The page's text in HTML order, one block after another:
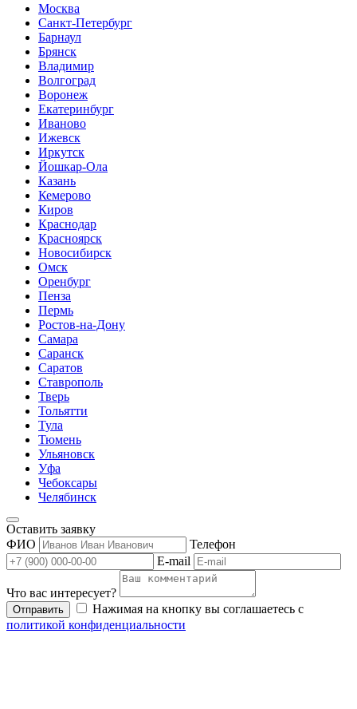
Москва
Санкт-Петербург
Барнаул
Брянск
Владимир
Волгоград
Воронеж
Екатеринбург
Иваново
Ижевск
Иркутск
Йошкар-Ола
Казань
Кемерово
Киров
Краснодар
Красноярск
Новосибирск
Омск
Оренбург
Пенза
Пермь
Ростов-на-Дону
Самара
Саранск
Саратов
Ставрополь
Тверь
Тольятти
Тула
Тюмень
Ульяновск
Уфа
Чебоксары
Челябинск
Оставить заявку
ФИО
Телефон
E-mail
Что вас интересует?
Отправить
Нажимая на кнопку вы соглашаетесь с
политикой конфиденциальности